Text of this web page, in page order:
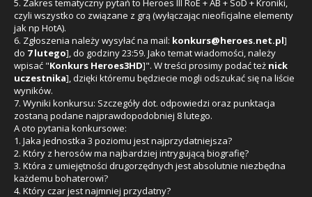
5. Zakres tematyczny pytań to Heroes III RoE + AB + SoD + Kroniki,
czyli wszystko co związane z grą (wyłączając nieoficjalne elementy
jak np HotA).
6. Zgłoszenia należy wysyłać na mail: konkurs@heroes.net.pl]
do 7 lutego], do godziny 23:59. Jako temat wiadomości, należy
wpisać "Konkurs Heroes3HD]". W treści prosimy podać też nick
uczestnika], dzięki któremu będziecie mogli odszukać się na liście
wyników.
7. Wyniki konkursu: Szczegóły dot. odpowiedzi oraz punktacja
zostaną podane najprawdopodobniej 8 lutego.
A oto pytania konkursowe:
1. Jaka jednostka 3 poziomu jest najprzydatniejsza?
2. Który z herosów ma najbardziej intrygującą biografię?
3. Która z umiejętności drugorzędnych jest absolutnie niezbędna
każdemu bohaterowi?
4. Który czar jest najmniej przydatny?